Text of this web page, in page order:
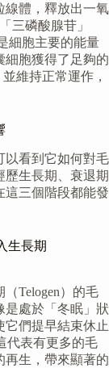
線體，釋放出一氧
三磷酸腺苷」
細胞主要的能量
細胞獲得了足夠的
維持正常運作，
以看到它如何對毛
生長期、衰退期
這三個階段都能發
生長期
Telogen）的毛
是處於「冬眠」狀
們提早結束休止
代表有更多的毛
再生，帶來顯著的